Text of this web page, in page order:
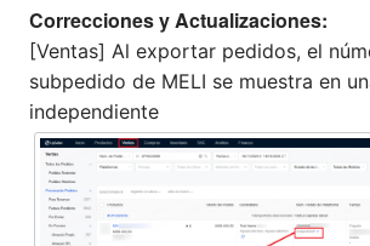
Correcciones y Actualizaciones:
[Ventas] Al exportar pedidos, el
subpedido de MELI se muestra en
independiente